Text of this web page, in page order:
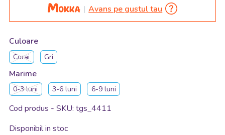
Avans pe gustul tau
Culoare
Corai Gri
Marime
0-3 luni 3-6 luni 6-9 luni
Cod produs - SKU tgs_4411
Disponibil in stoc